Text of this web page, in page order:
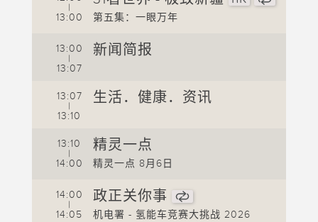
|
13:00
第五集：一眼万年
13:00
|
13:07
新闻简报
13:07
|
13:10
生活．健康．资讯
13:10
|
14:00
精灵一点
精灵一点 8月6日
14:00
|
14:05
政正关你事
机电署 - 氢能车竞赛大挑战 2026